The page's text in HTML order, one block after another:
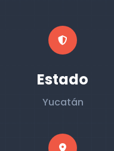
Estado
Yucatán